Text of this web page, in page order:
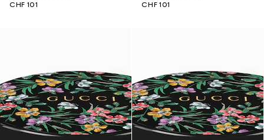
CHF 101
CHF 101